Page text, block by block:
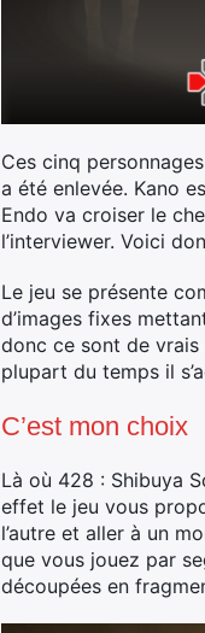
Ces cinq
a été enlevée. Kano
Endo va croiser le
l’interviewer. Voici
Le jeu se présente
d’images fixes
donc ce sont de vrais
plupart du temps il
C’est mon choix
Là où 428 : Shibuya
effet le jeu vous
l’autre et aller à un
que vous jouez par
découpées en